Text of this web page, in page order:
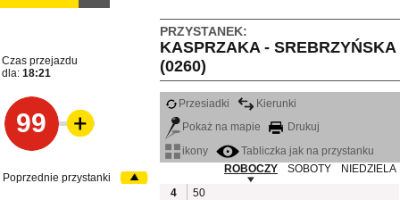
PRZYSTANEK:
KASPRZAKA - SREBRZYŃSKA
(0260)
Czas przejazdu
dla: 18:21
99
Przesiadki
Kierunki
Pokaż na mapie
Drukuj
ikony
Tabliczka jak na przystanku
ROBOCZY
SOBOTY
NIEDZIELA
4
50
Poprzednie przystanki